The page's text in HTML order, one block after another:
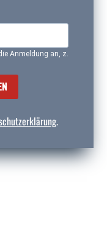
Anmeldung an, z.
.